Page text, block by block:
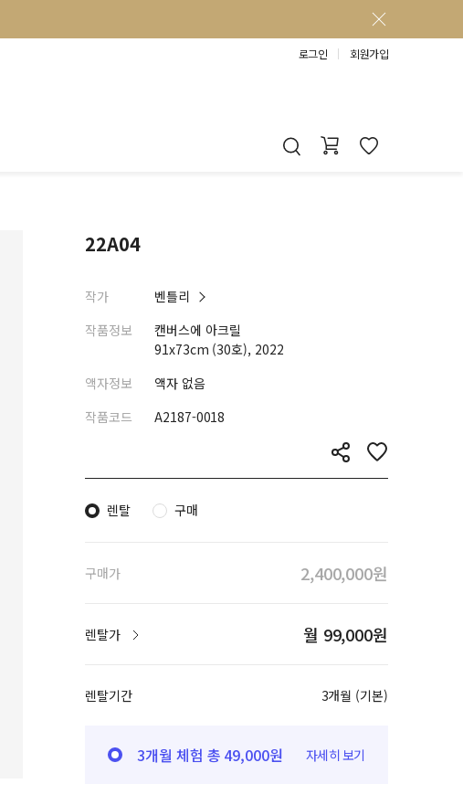
로그인 회원가입
22A04
작가
벤틀리
작품정보
캔버스에 아크릴
91x73cm (30호), 2022
액자정보
액자 없음
작품코드
A2187-0018
렌탈 구매
구매가 2,400,000원
렌탈가 월 99,000원
렌탈기간 3개월 (기본)
3개월 체험 총 49,000원 자세히 보기